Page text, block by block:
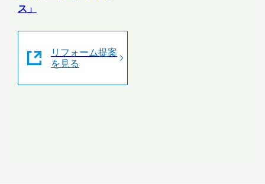
ス」
リフォーム提案
を見る